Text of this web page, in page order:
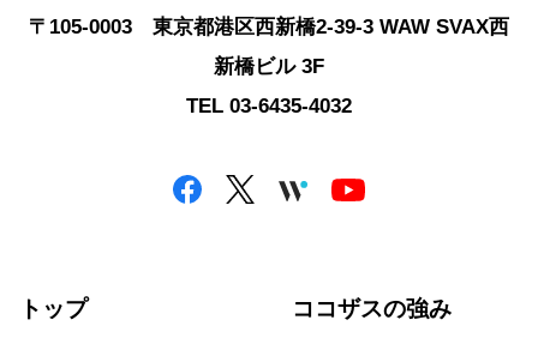
〒105-0003 東京都港区西新橋2-39-3 WAW SVAX西
新橋ビル 3F
TEL 03-6435-4032
トップ ココザスの強み